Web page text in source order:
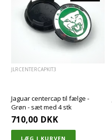
JLRCENTERCAPKIT3
Jaguar centercap til fælge -
Grøn - sæt med 4 stk
710,00 DKK